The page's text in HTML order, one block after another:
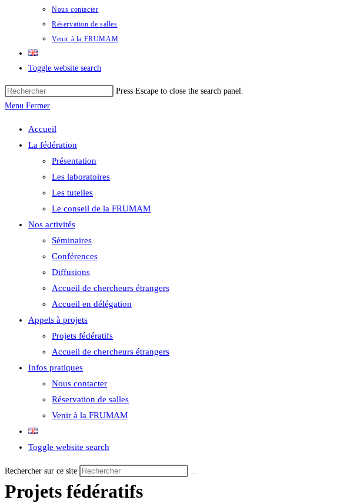
Nous contacter
Réservation de salles
Venir à la FRUMAM
Toggle website search
Press Escape to close the search panel.
Menu Fermer
Accueil
La fédération
Présentation
Les laboratoires
Les tutelles
Le conseil de la FRUMAM
Nos activités
Séminaires
Conférences
Diffusions
Accueil de chercheurs étrangers
Accueil en délégation
Appels à projets
Projets fédératifs
Accueil de chercheurs étrangers
Infos pratiques
Nous contacter
Réservation de salles
Venir à la FRUMAM
Toggle website search
Rechercher sur ce site
Projets fédératifs